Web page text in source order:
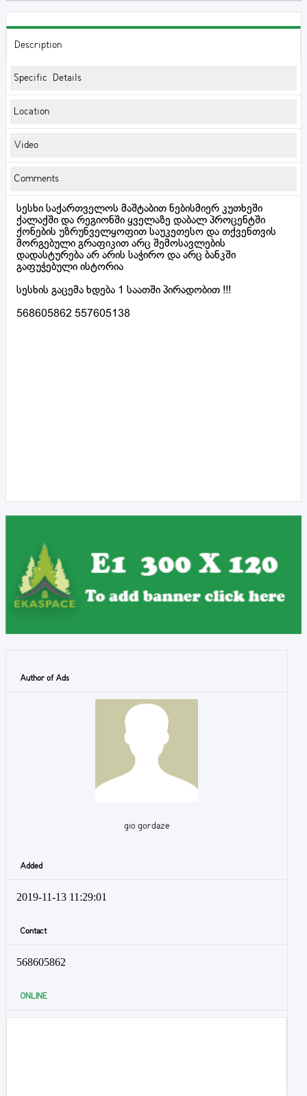
Description
Specific Details
Location
Video
Comments
სესხი საქართველოს მაშტაბით ნებისმიერ კუთხეში
ქალაქში და რეგიონში ყველაზე დაბალ პროცენტში
ქონების უზრუნველყოფით საუკეთესო და თქვენთვის
მორგებული გრაფიკით არც შემოსავლების
დადასტურება არ არის საჭირო და არც ბანკში
გაფუჭებული ისტორია
სესხის გაცემა ხდება 1 საათში პირადობით !!!
568605862 557605138
Author of Ads
gio gordaze
Added
2019-11-13 11:29:01
Contact
568605862
ONLINE